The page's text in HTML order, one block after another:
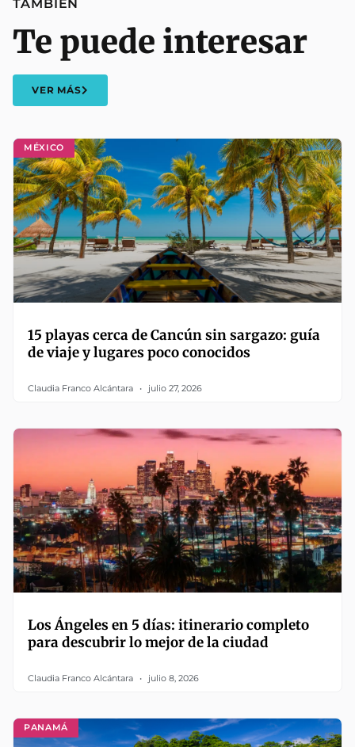
MÉXICO
15 playas cerca de Cancún sin sargazo: guía
de viaje y lugares poco conocidos
Claudia Franco Alcántara julio 27, 2026
Los Ángeles en 5 días: itinerario completo
para descubrir lo mejor de la ciudad
Claudia Franco Alcántara julio 8, 2026
PANAMÁ
TAMBIÉN
Te puede interesar
VER MÁS